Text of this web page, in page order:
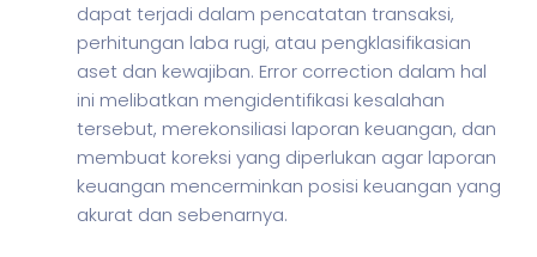
dapat terjadi dalam pencatatan transaksi,
perhitungan laba rugi, atau pengklasifikasian
aset dan kewajiban. Error correction dalam hal
ini melibatkan mengidentifikasi kesalahan
tersebut, merekonsiliasi laporan keuangan, dan
membuat koreksi yang diperlukan agar laporan
keuangan mencerminkan posisi keuangan yang
akurat dan sebenarnya.